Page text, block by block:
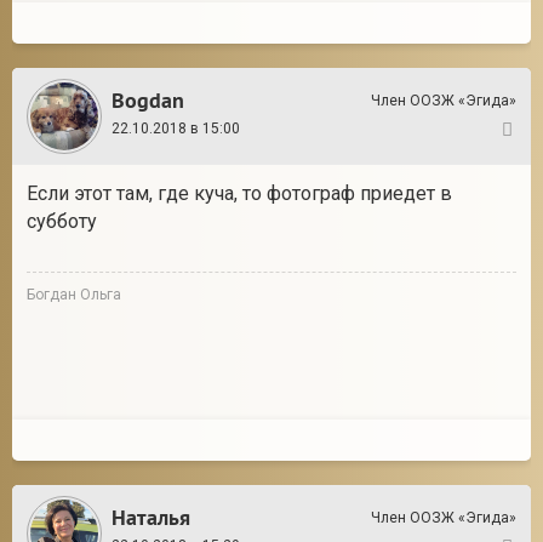
Bogdan
Член ООЗЖ «Эгида»
22.10.2018 в 15:00
Если этот там, где куча, то фотограф приедет в
субботу
Богдан Ольга
Наталья
Член ООЗЖ «Эгида»